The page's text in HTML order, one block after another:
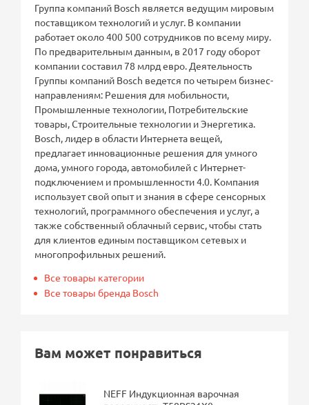
Группа компаний Bosch является ведущим мировым
поставщиком технологий и услуг. В компании
работает около 400 500 сотрудников по всему миру.
По предварительным данным, в 2017 году оборот
компании составил 78 млрд евро. Деятельность
Группы компаний Bosch ведется по четырем бизнес-
направлениям: Решения для мобильности,
Промышленные технологии, Потребительские
товары, Строительные технологии и Энергетика.
Bosch, лидер в области Интернета вещей,
предлагает инновационные решения для умного
дома, умного города, автомобилей с Интернет-
подключением и промышленности 4.0. Компания
использует свой опыт и знания в сфере сенсорных
технологий, программного обеспечения и услуг, а
также собственный облачный сервис, чтобы стать
для клиентов единым поставщиком сетевых и
многопрофильных решений.
Все товары категории
Все товары бренда Bosch
Вам может понравиться
NEFF Индукционная варочная